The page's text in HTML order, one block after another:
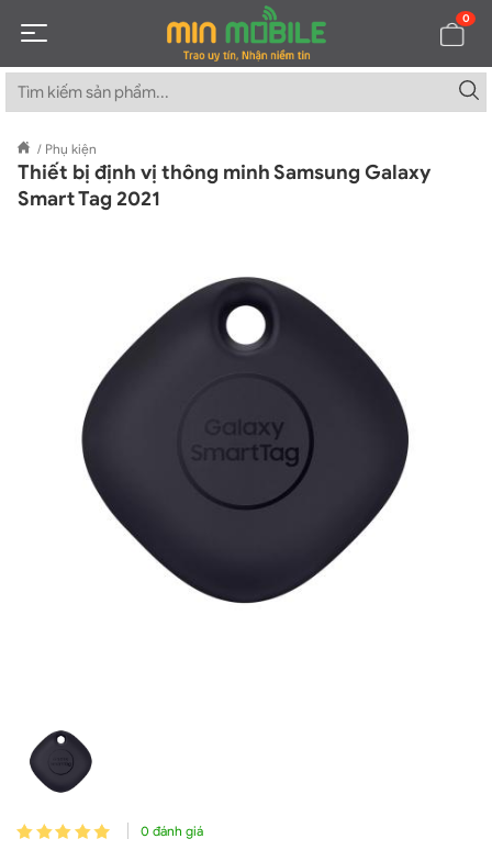
0
/ Phụ kiện
Thiết bị định vị thông minh Samsung Galaxy
Smart Tag 2021
0 đánh giá